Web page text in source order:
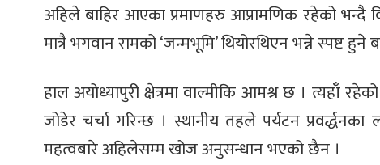
अहिले बाहिर आएका प्रमाणहरु आप्रामणिक रहेको भन्दै
मात्रै भगवान रामको ‘जन्मभूमि’ थियोरथिएन भन्ने स्पष्ट हुने
हाल अयोध्यापुरी क्षेत्रमा वाल्मीकि आमश्र छ । त्यहाँ
जोडेर चर्चा गरिन्छ । स्थानीय तहले पर्यटन
महत्वबारे अहिलेसम्म खोज अनुसन्धान भएको छैन ।